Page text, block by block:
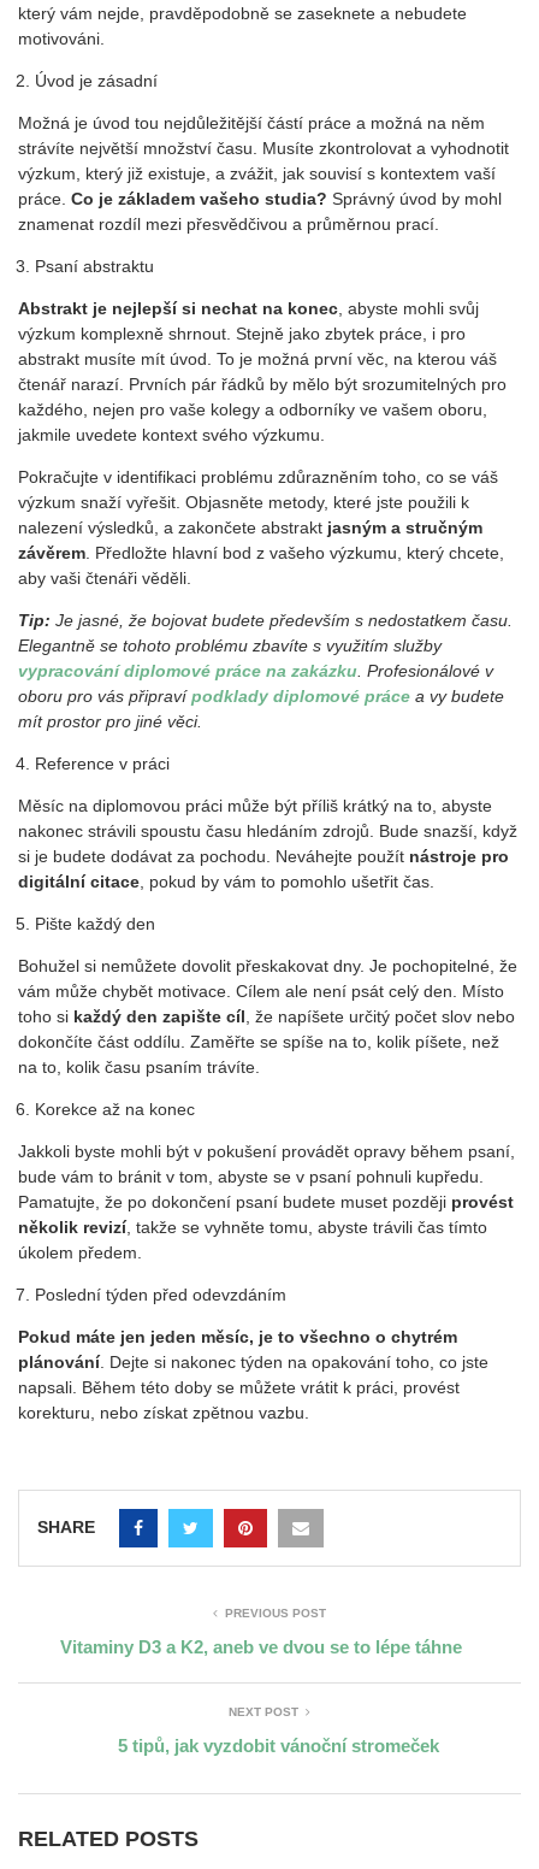
který vám nejde, pravděpodobně se zaseknete a nebudete
motivováni.
Úvod je zásadní
Možná je úvod tou nejdůležitější částí práce a možná na něm
strávíte největší množství času. Musíte zkontrolovat a vyhodnotit
výzkum, který již existuje, a zvážit, jak souvisí s kontextem vaší
práce. Co je základem vašeho studia? Správný úvod by mohl
znamenat rozdíl mezi přesvědčivou a průměrnou prací.
Psaní abstraktu
Abstrakt je nejlepší si nechat na konec, abyste mohli svůj
výzkum komplexně shrnout. Stejně jako zbytek práce, i pro
abstrakt musíte mít úvod. To je možná první věc, na kterou váš
čtenář narazí. Prvních pár řádků by mělo být srozumitelných pro
každého, nejen pro vaše kolegy a odborníky ve vašem oboru,
jakmile uvedete kontext svého výzkumu.
Pokračujte v identifikaci problému zdůrazněním toho, co se váš
výzkum snaží vyřešit. Objasněte metody, které jste použili k
nalezení výsledků, a zakončete abstrakt jasným a stručným
závěrem. Předložte hlavní bod z vašeho výzkumu, který chcete,
aby vaši čtenáři věděli.
Tip: Je jasné, že bojovat budete především s nedostatkem času.
Elegantně se tohoto problému zbavíte s využitím služby
vypracování diplomové práce na zakázku. Profesionálové v
oboru pro vás připravípodklady diplomové práce a vy budete
mít prostor pro jiné věci.
Reference v práci
Měsíc na diplomovou práci může být příliš krátký na to, abyste
nakonec strávili spoustu času hledáním zdrojů. Bude snazší, když
si je budete dodávat za pochodu. Neváhejte použít nástroje pro
digitální citace, pokud by vám to pomohlo ušetřit čas.
Pište každý den
Bohužel si nemůžete dovolit přeskakovat dny. Je pochopitelné, že
vám může chybět motivace. Cílem ale není psát celý den. Místo
toho si každý den zapište cíl, že napíšete určitý počet slov nebo
dokončíte část oddílu. Zaměřte se spíše na to, kolik píšete, než
na to, kolik času psaním trávíte.
Korekce až na konec
Jakkoli byste mohli být v pokušení provádět opravy během psaní,
bude vám to bránit v tom, abyste se v psaní pohnuli kupředu.
Pamatujte, že po dokončení psaní budete muset později provést
několik revizí, takže se vyhněte tomu, abyste trávili čas tímto
úkolem předem.
Poslední týden před odevzdáním
Pokud máte jen jeden měsíc, je to všechno o chytrém
plánování. Dejte si nakonec týden na opakování toho, co jste
napsali. Během této doby se můžete vrátit k práci, provést
korekturu, nebo získat zpětnou vazbu.
SHARE
PREVIOUS POST
Vitaminy D3 a K2, aneb ve dvou se to lépe táhne
NEXT POST
5 tipů, jak vyzdobit vánoční stromeček
RELATED POSTS